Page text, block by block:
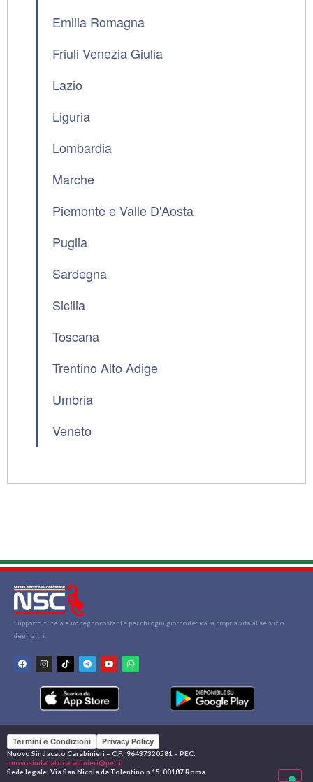
Emilia Romagna
Friuli Venezia Giulia
Lazio
Liguria
Lombardia
Marche
Piemonte e Valle D'Aosta
Puglia
Sardegna
Sicilia
Toscana
Trentino Alto Adige
Umbria
Veneto
Supporto, tutela e impegno costante per chi ogni giorno dedica la propria vita al servizio
degli altri.
Termini e Condizioni Privacy Policy
Nuovo Sindacato Carabinieri – C.F.: 96437320581 – PEC:
nuovosindacatocarabinieri@pec.it
Sede legale: Via San Nicola da Tolentino n.15, 00187 Roma